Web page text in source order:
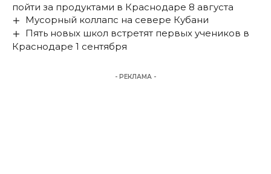
пойти за продуктами в Краснодаре 8 августа
Мусорный коллапс на севере Кубани
Пять новых школ встретят первых учеников в
Краснодаре 1 сентября
- РЕКЛАМА -